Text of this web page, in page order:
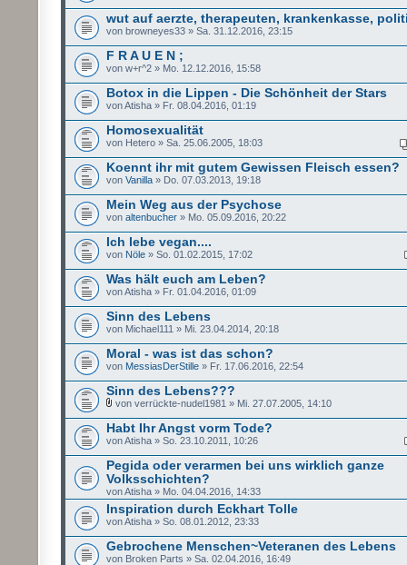
wut auf aerzte, therapeuten, krankenkasse,
von browneyes33 » Sa. 31.12.2016, 23:15
F R A U E N ;
von w+r^2 » Mo. 12.12.2016, 15:58
Botox in die Lippen - Die Schönheit der Stars
von Atisha » Fr. 08.04.2016, 01:19
Homosexualität
von Hetero » Sa. 25.06.2005, 18:03
Koennt ihr mit gutem Gewissen Fleisch essen?
von Vanilla » Do. 07.03.2013, 19:18
Mein Weg aus der Psychose
von altenbucher » Mo. 05.09.2016, 20:22
Ich lebe vegan....
von Nöle » So. 01.02.2015, 17:02
Was hält euch am Leben?
von Atisha » Fr. 01.04.2016, 01:09
Sinn des Lebens
von Michael111 » Mi. 23.04.2014, 20:18
Moral - was ist das schon?
von MessiasDerStille » Fr. 17.06.2016, 22:54
Sinn des Lebens???
von verrückte-nudel1981 » Mi. 27.07.2005, 14:10
Habt Ihr Angst vorm Tode?
von Atisha » So. 23.10.2011, 10:26
Pegida oder verarmen bei uns wirklich ganze
Volksschichten?
von Atisha » Mo. 04.04.2016, 14:33
Inspiration durch Eckhart Tolle
von Atisha » So. 08.01.2012, 23:33
Gebrochene Menschen~Veteranen des Lebens
von Broken Parts » Sa. 02.04.2016, 16:49